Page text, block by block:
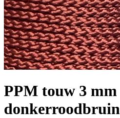
PPM touw 3 mm
donkerroodbruin